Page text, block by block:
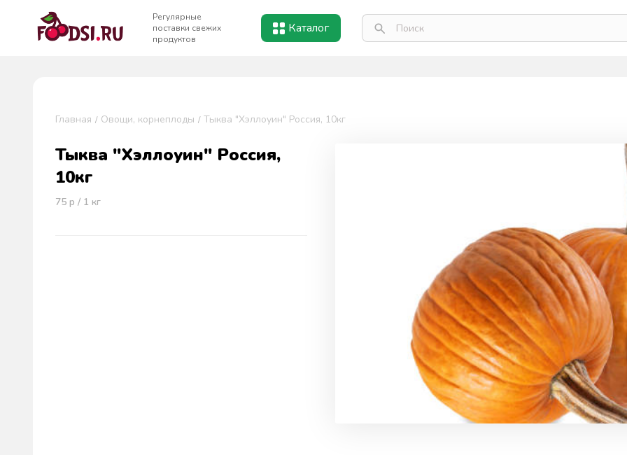
Регулярные
поставки свежих
продуктов
Каталог
Главная Овощи, корнеплоды Тыква "Хэллоуин" Россия, 10кг
Тыква "Хэллоуин" Россия,
10кг
75 р / 1 кг